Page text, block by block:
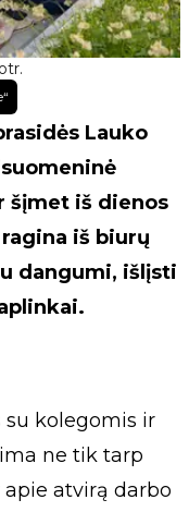
Lauko
šįmet iš dienos
iš biurų
dangumi, išlįsti
su kolegomis ir
ne tik tarp
atvirą darbo